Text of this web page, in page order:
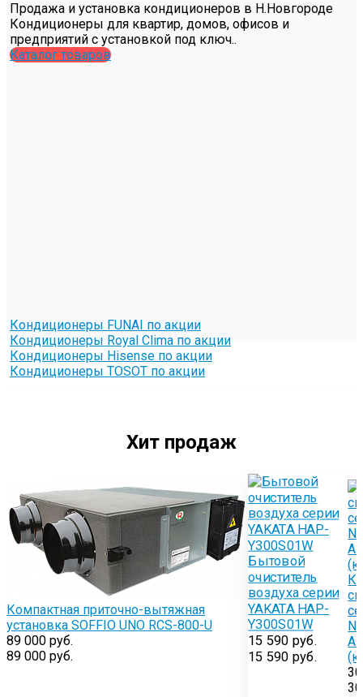
Продажа и установка кондиционеров в Н.Новгороде
Кондиционеры для квартир, домов, офисов и
предприятий с установкой под ключ..
Каталог товаров
Кондиционеры FUNAI по акции
Кондиционеры Royal Clima по акции
Кондиционеры Hisense по акции
Кондиционеры TOSOT по акции
Хит продаж
Компактная приточно-вытяжная
установка SOFFIO UNO RCS-800-U
89 000 руб.
89 000 руб.
Бытовой
очиститель
воздуха серии
YAKATA HAP-
Y300S01W
15 590 руб.
15 590 руб.